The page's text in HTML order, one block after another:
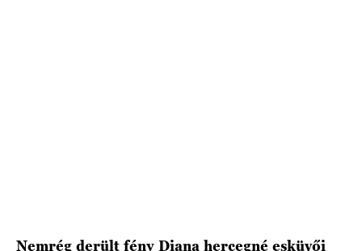
Nemrég derült fény Diana hercegné esküvői